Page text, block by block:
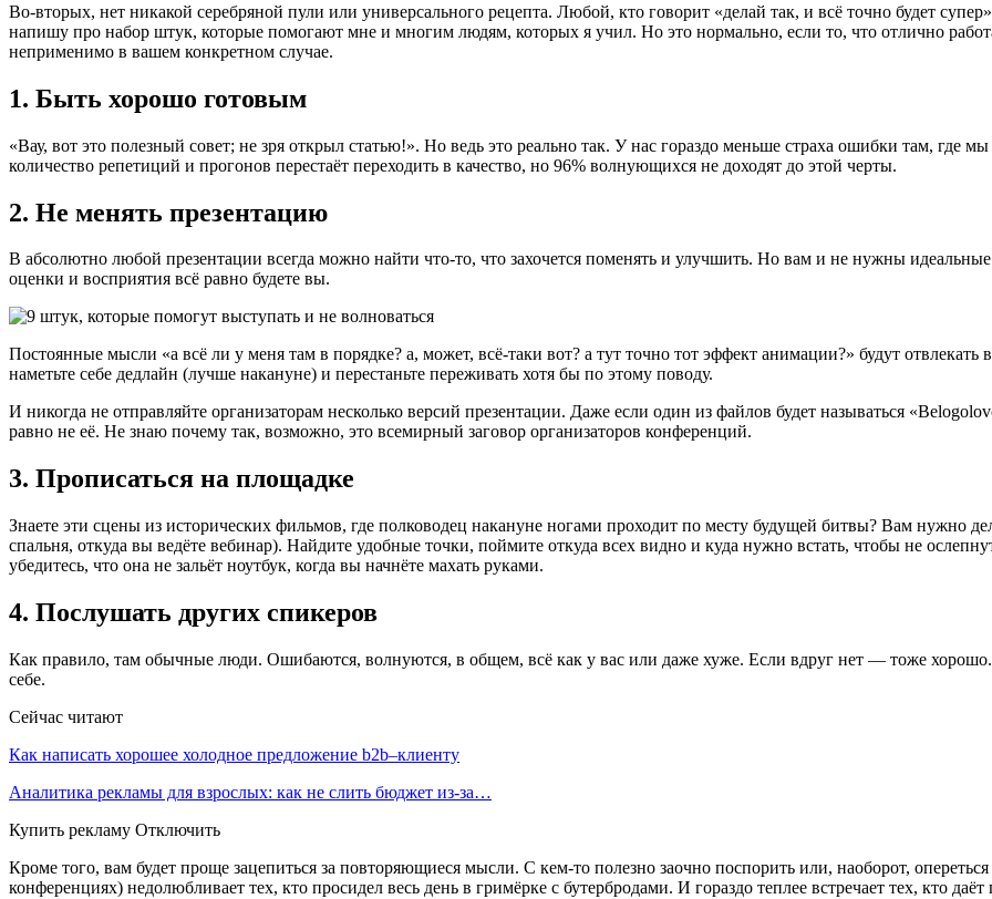
Во-вторых, нет никакой серебряной пули или универсального рецепта. Любой, кто говорит «делай так, и всё точно будет
напишу про набор штук, которые помогают мне и многим людям, которых я учил. Но это нормально, если то, что отлично
неприменимо в вашем конкретном случае.
1. Быть хорошо готовым
«Вау, вот это полезный совет; не зря открыл статью!». Но ведь это реально так. У нас гораздо меньше страха ошибки там, где
количество репетиций и прогонов перестаёт переходить в качество, но 96% волнующихся не доходят до этой черты.
2. Не менять презентацию
В абсолютно любой презентации всегда можно найти что-то, что захочется поменять и улучшить. Но вам и не нужны
оценки и восприятия всё равно будете вы.
Постоянные мысли «а всё ли у меня там в порядке? а, может, всё-таки вот? а тут точно тот эффект анимации?» будут
наметьте себе дедлайн (лучше накануне) и перестаньте переживать хотя бы по этому поводу.
И никогда не отправляйте организаторам несколько версий презентации. Даже если один из файлов будет называться
равно не её. Не знаю почему так, возможно, это всемирный заговор организаторов конференций.
3. Прописаться на площадке
Знаете эти сцены из исторических фильмов, где полководец накануне ногами проходит по месту будущей битвы? Вам нужно
спальня, откуда вы ведёте вебинар). Найдите удобные точки, поймите откуда всех видно и куда нужно встать, чтобы не
убедитесь, что она не зальёт ноутбук, когда вы начнёте махать руками.
4. Послушать других спикеров
Как правило, там обычные люди. Ошибаются, волнуются, в общем, всё как у вас или даже хуже. Если вдруг нет — тоже
себе.
Сейчас читают
Как написать хорошее холодное предложение b2b–клиенту
Аналитика рекламы для взрослых: как не слить бюджет из-за…
Купить рекламу Отключить
Кроме того, вам будет проще зацепиться за повторяющиеся мысли. С кем-то полезно заочно поспорить или, наоборот,
конференциях) недолюбливает тех, кто просидел весь день в гримёрке с бутербродами. И гораздо теплее встречает тех, кто даёт